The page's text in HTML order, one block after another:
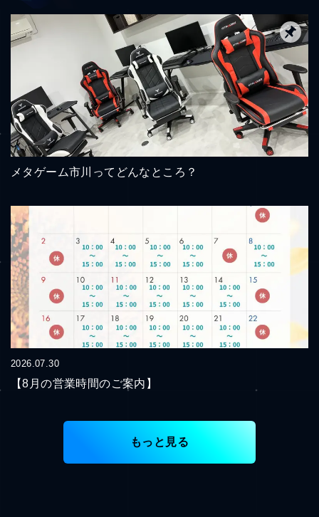
メタゲーム市川ってどんなところ？
2026.07.30
【8月の営業時間のご案内】
もっと見る